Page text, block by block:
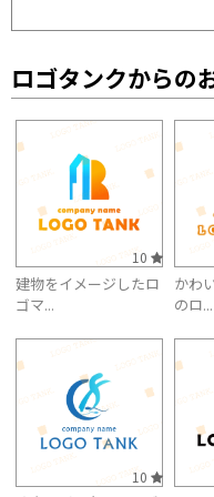
ロゴタンクからの
10
建物をイメージしたロ
ゴマ...
かわ
のロ...
10